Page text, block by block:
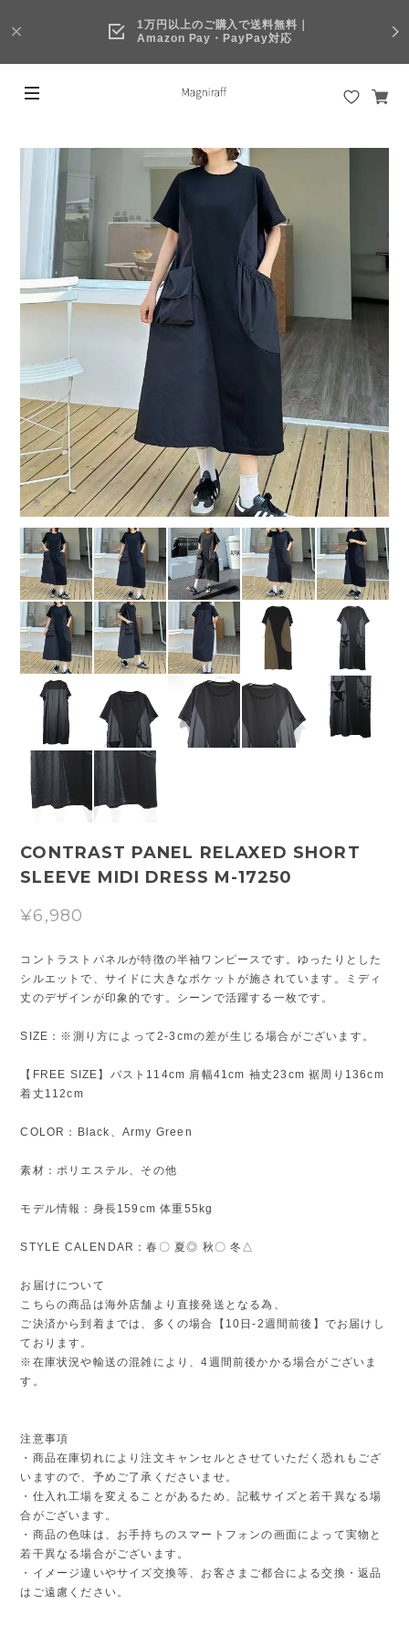
1万円以上のご購入で送料無料｜
Amazon Pay・PayPay対応
CONTRAST PANEL RELAXED SHORT
SLEEVE MIDI DRESS M-17250
¥6,980
コントラストパネルが特徴の半袖ワンピースです。ゆったりとした
シルエットで、サイドに大きなポケットが施されています。ミディ
丈のデザインが印象的です。シーンで活躍する一枚です。
SIZE：※測り方によって2-3cmの差が生じる場合がございます。
【FREE SIZE】バスト114cm 肩幅41cm 袖丈23cm 裾周り136cm
着丈112cm
COLOR：Black、Army Green
素材：ポリエステル、その他
モデル情報：身長159cm 体重55kg
STYLE CALENDAR：春〇 夏◎ 秋〇 冬△
お届けについて
こちらの商品は海外店舗より直接発送となる為、
ご決済から到着までは、多くの場合【10日-2週間前後】でお届けし
ております。
※在庫状況や輸送の混雑により、4週間前後かかる場合がございま
す。
注意事項
・商品在庫切れにより注文キャンセルとさせていただく恐れもござ
いますので、予めご了承くださいませ。
・仕入れ工場を変えることがあるため、記載サイズと若干異なる場
合がございます。
・商品の色味は、お手持ちのスマートフォンの画面によって実物と
若干異なる場合がございます。
・イメージ違いやサイズ交換等、お客さまご都合による交換・返品
はご遠慮ください。